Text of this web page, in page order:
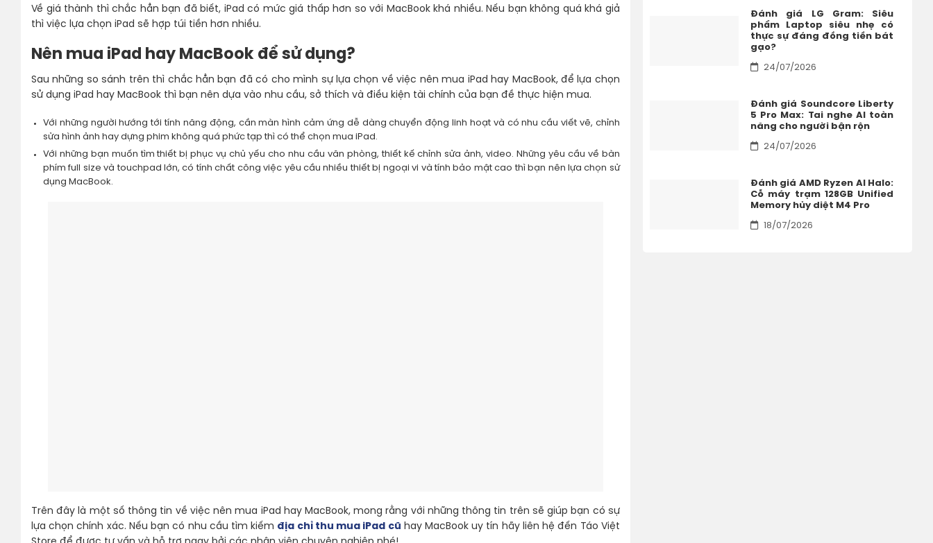
Về giá thành thì chắc hẳn bạn đã biết, iPad có mức giá thấp hơn so với MacBook khá nhiều. Nếu bạn không quá khá giả
thì việc lựa chọn iPad sẽ hợp túi tiền hơn nhiều.
Nên mua iPad hay MacBook để sử dụng?
Sau những so sánh trên thì chắc hẳn bạn đã có cho mình sự lựa chọn về việc nên mua iPad hay MacBook, để lựa chọn
sử dụng iPad hay MacBook thì bạn nên dựa vào nhu cầu, sở thích và điều kiện tài chính của bạn đề thực hiện mua.
Với những người hướng tới tính năng động, cần màn hình cảm ứng dễ dàng chuyển động linh hoạt và có nhu cầu viết vẽ, chỉnh
sửa hình ảnh hay dựng phim không quá phức tạp thì có thể chọn mua iPad.
Với những bạn muốn tìm thiết bị phục vụ chủ yếu cho nhu cầu văn phòng, thiết kế chỉnh sửa ảnh, video. Những yêu cầu về bàn
phím full size và touchpad lớn, có tính chất công việc yêu cầu nhiều thiết bị ngoại vi và tính bảo mật cao thì bạn nên lựa chọn sử
dụng MacBook.
Trên đây là một số thông tin về việc nên mua iPad hay MacBook, mong rằng với những thông tin trên sẽ giúp bạn có sự
lựa chọn chính xác. Nếu bạn có nhu cầu tìm kiếm địa chỉ thu mua iPad cũ hay MacBook uy tín hãy liên hệ đến Táo Việt
Đánh giá LG Gram: Siêu
phẩm Laptop siêu nhẹ có
thực sự đáng đồng tiền bát
gạo?
24/07/2026
Đánh giá Soundcore Liberty
5 Pro Max: Tai nghe AI toàn
năng cho người bận rộn
24/07/2026
Đánh giá AMD Ryzen AI Halo:
Cỗ máy trạm 128GB Unified
Memory hủy diệt M4 Pro
18/07/2026